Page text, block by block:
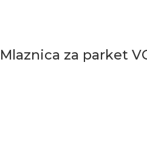
Mlaznica za parket